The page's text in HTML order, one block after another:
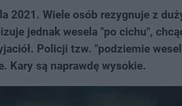
2021. Wiele osób rezygnuje z
jednak wesela "po cichu",
Policji tzw. "podziemie
Kary są naprawdę wysokie.